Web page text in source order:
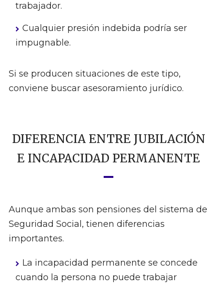
trabajador.
Cualquier presión indebida podría ser
impugnable.
Si se producen situaciones de este tipo,
conviene buscar asesoramiento jurídico.
DIFERENCIA ENTRE JUBILACIÓN
E INCAPACIDAD PERMANENTE
Aunque ambas son pensiones del sistema de
Seguridad Social, tienen diferencias
importantes.
La incapacidad permanente se concede
cuando la persona no puede trabajar